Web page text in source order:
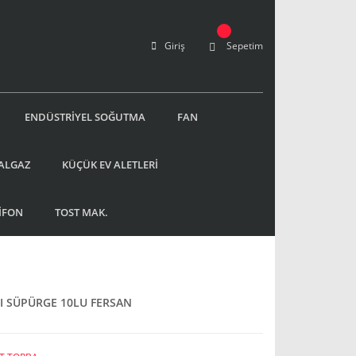
Giriş Sepetim
ENDÜSTRİYEL SOĞUTMA FAN
KÜÇÜK EV ALETLERİ
TOST MAK.
10LU FERSAN